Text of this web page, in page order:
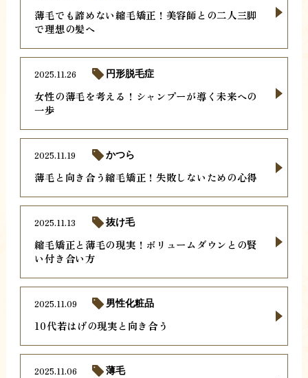
薄毛でも諦めない縮毛矯正！美容師との二人三脚
で理想の髪へ
女性の薄毛を考える！シャンプーが導く未来への
一歩
2025.11.26 円形脱毛症
薄毛と向き合う縮毛矯正！失敗しないための心得
2025.11.19 かつら
縮毛矯正と薄毛の現実！ボリュームダウンとの賢
い付き合い方
2025.11.13 抜け毛
10代若はげの現実と向き合う
2025.11.09 男性化粧品
2025.11.06 薄毛